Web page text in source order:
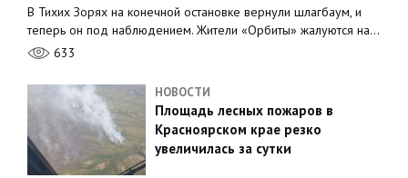
В Тихих Зорях на конечной остановке вернули шлагбаум, и
теперь он под наблюдением. Жители «Орбиты» жалуются на…
633
НОВОСТИ
Площадь лесных пожаров в
Красноярском крае резко
увеличилась за сутки